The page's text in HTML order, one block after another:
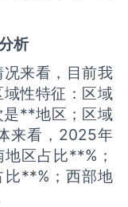
析
来看，目前我
性特征：区域
**地区；区域
来看，2025年
区占比**%；
比**%；西部地